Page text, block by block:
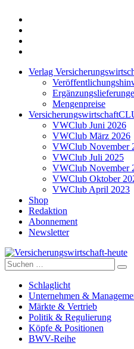
Verlag
Mengenpreise
VWClub Juni 2026
VWClub März 2026
VWClub November
VWClub Juli 2025
VWClub November
VWClub Oktober
VWClub April 2023
Shop
Redaktion
Abonnement
Newsletter
Versicherungswirtschaft-heute
Suche
nach:
Schlaglicht
Unternehmen &
Märkte & Vertrieb
Politik & Regulierung
Köpfe & Positionen
BWV-Reihe